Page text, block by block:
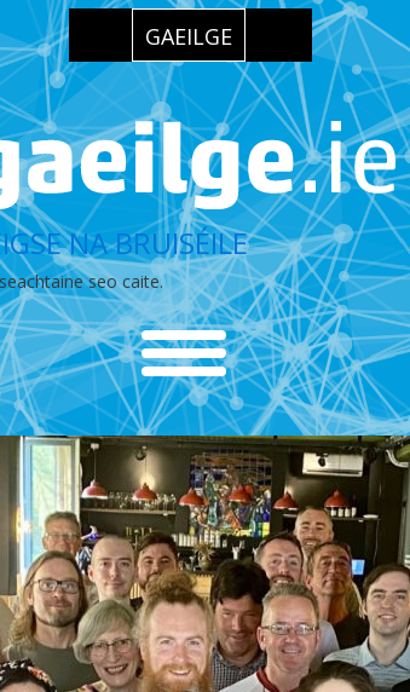
GAEILGE
NA BRUISÉILE
seo caite.